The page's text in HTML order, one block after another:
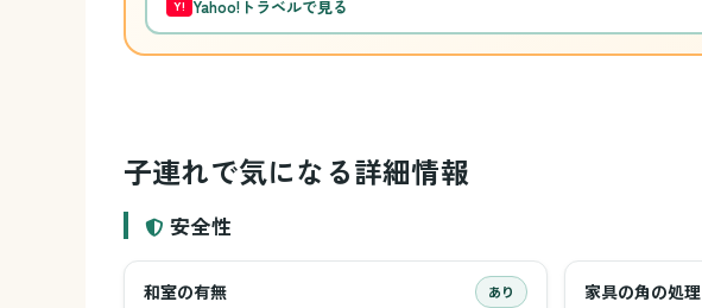
Y! Yahoo!トラベルで見る
子連れで気になる詳細情報
安全性
和室の有無 あり 家具の角の処理